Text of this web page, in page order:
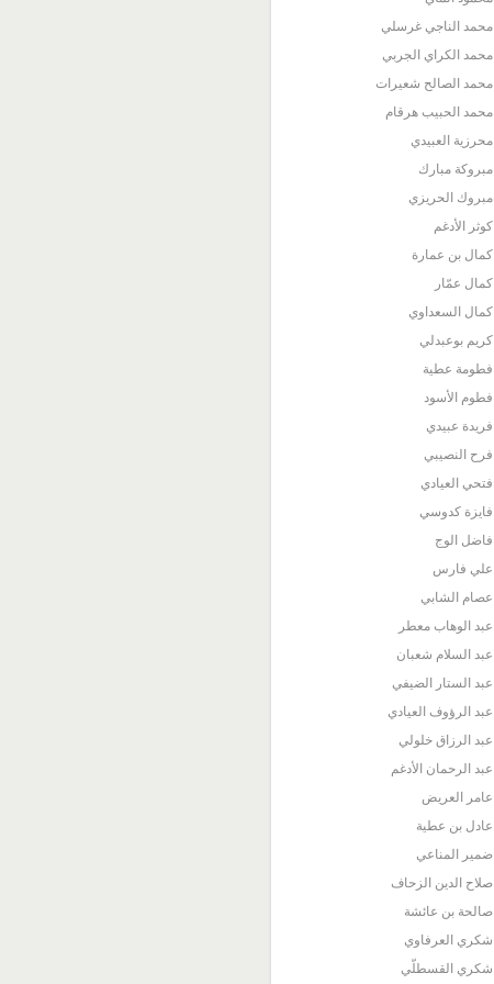
محمد الناجي غرسلي
محمد الكراي الجربي
محمد الصالح شعيرات
محمد الحبيب هرقام
محرزية العبيدي
مبروكة مبارك
مبروك الحريزي
كوثر الأدغم
كمال بن عمارة
كمال عمّار
كمال السعداوي
كريم بوعبدلي
فطومة عطية
فطوم الأسود
فريدة عبيدي
فرح النصيبي
فتحي العيادي
فايزة كدوسي
فاضل الوج
علي فارس
عصام الشابي
عبد الوهاب معطر
عبد السلام شعبان
عبد الستار الضيفي
عبد الرؤوف العيادي
عبد الرزاق خلولي
عبد الرحمان الأدغم
عامر العريض
عادل بن عطية
ضمير المناعي
صلاح الدين الزحاف
صالحة بن عائشة
شكري العرفاوي
شكري القسطلّي